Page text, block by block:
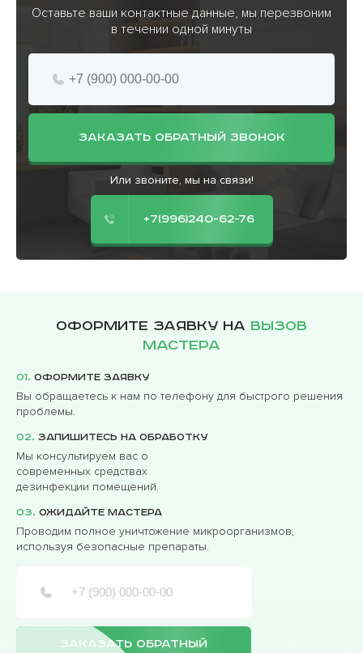
Оставьте ваши контактные данные, мы перезвоним
в течении одной минуты
ЗАКАЗАТЬ ОБРАТНЫЙ ЗВОНОК
Или звоните, мы на связи!
+7(996)240-62-76
Оформите заявку на вызов
мастера
01. Оформите заявку
Вы обращаетесь к нам по телефону для быстрого решения
проблемы.
02. Запишитесь на обработку
Мы консультируем вас о
современных средствах
дезинфекции помещений.
03. Ожидайте мастера
Проводим полное уничтожение микроорганизмов,
используя безопасные препараты.
ЗАКАЗАТЬ ОБРАТНЫЙ